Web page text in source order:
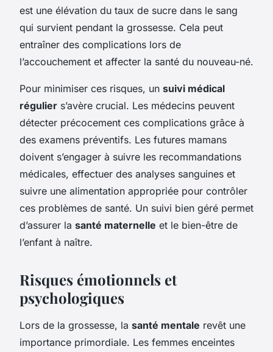
est une élévation du taux de sucre dans le sang
qui survient pendant la grossesse. Cela peut
entraîner des complications lors de
l’accouchement et affecter la santé du nouveau-né.
Pour minimiser ces risques, un suivi médical
régulier s’avère crucial. Les médecins peuvent
détecter précocement ces complications grâce à
des examens préventifs. Les futures mamans
doivent s’engager à suivre les recommandations
médicales, effectuer des analyses sanguines et
suivre une alimentation appropriée pour contrôler
ces problèmes de santé. Un suivi bien géré permet
d’assurer la santé maternelle et le bien-être de
l’enfant à naître.
Risques émotionnels et
psychologiques
Lors de la grossesse, la santé mentale revêt une
importance primordiale. Les femmes enceintes